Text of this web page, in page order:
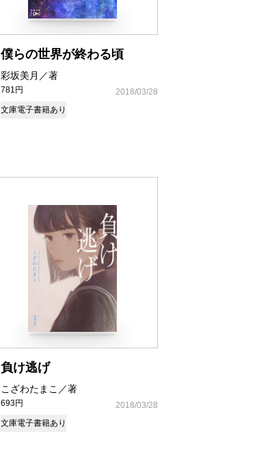
僕らの世界が終わる頃
彩坂美月／著
781円
2018/03/28
文庫電子書籍あり
負け逃げ
こざわたまこ／著
693円
2018/03/28
文庫電子書籍あり